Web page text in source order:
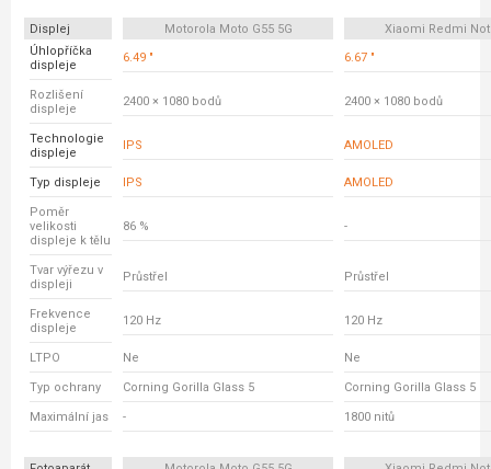
Displej Motorola Moto G55 5G
Xiaomi Redmi
Úhlopříčka
displeje
6.49 " 6.67 "
Rozlišení
displeje
2400 × 1080 bodů 2400 × 1080 bodů
Technologie
displeje
IPS AMOLED
Typ displeje IPS AMOLED
Poměr
velikosti
displeje k tělu
86 % -
Tvar výřezu v
displeji
Průstřel Průstřel
Frekvence
displeje
120 Hz 120 Hz
LTPO Ne Ne
Typ ochrany Corning Gorilla Glass 5 Corning Gorilla Glass 5
Maximální jas - 1800 nitů